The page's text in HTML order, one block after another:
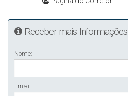
Receber mais Informações
Nome:
Email: